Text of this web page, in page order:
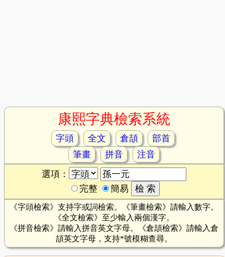
康熙字典檢索系統
字頭 全文 倉頡
部首
筆畫
拼音
注音
選項：
完整
簡易
《字頭檢索》支持字或詞檢索。《筆畫檢索》請輸入數字。
《全文檢索》至少輸入兩個漢字。
《拼音檢索》請輸入拼音英文字母。《倉頡檢索》請輸入倉
頡英文字母，支持*號模糊查尋。